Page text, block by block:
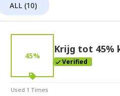
ALL (10)
45%
Krijg tot 45%
Verified
Used 1 Times